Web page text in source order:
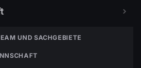
UND SACHGEBIETE